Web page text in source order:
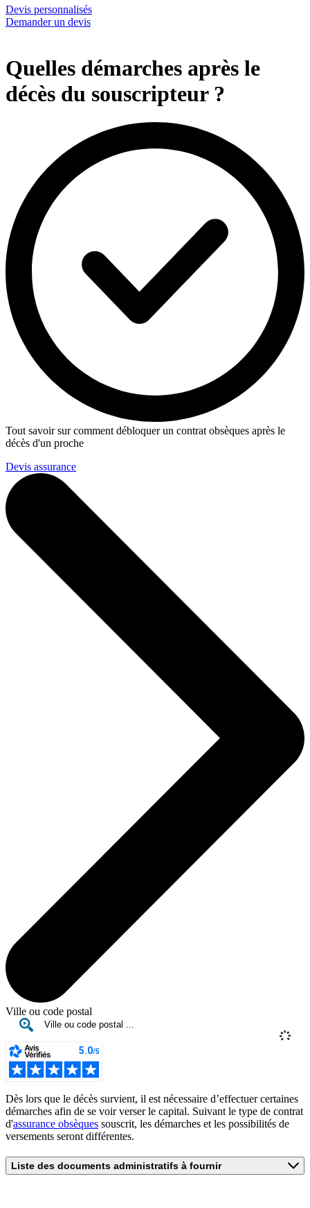
Devis personnalisés
Demander un devis
Quelles démarches après le
décès du souscripteur ?
Tout savoir sur comment débloquer un contrat obsèques après le
décès d'un proche
Devis assurance
Ville ou code postal
Dès lors que le décès survient, il est nécessaire d’effectuer certaines
démarches afin de se voir verser le capital. Suivant le type de contrat
d'assurance obsèques souscrit, les démarches et les possibilités de
versements seront différentes.
Liste des documents administratifs à fournir